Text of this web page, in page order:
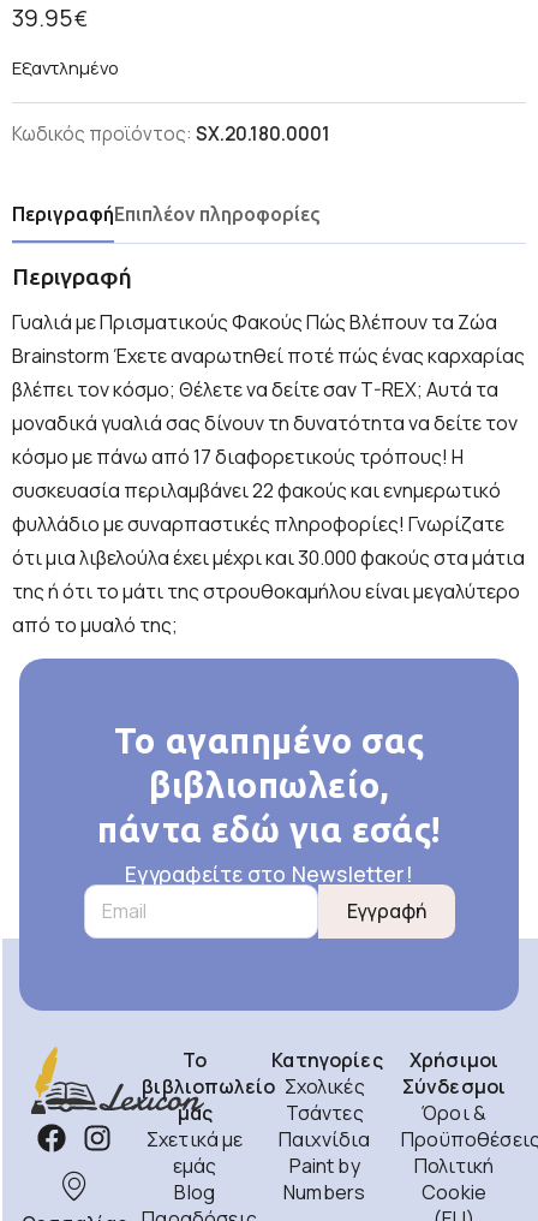
39.95€
Εξαντλημένο
Κωδικός προϊόντος: SX.20.180.0001
ΠεριγραφήΕπιπλέον πληροφορίες
Περιγραφή
Γυαλιά με Πρισματικούς Φακούς Πώς Βλέπουν τα Ζώα
Brainstorm Έχετε αναρωτηθεί ποτέ πώς ένας καρχαρίας
βλέπει τον κόσμο; Θέλετε να δείτε σαν T-REX; Αυτά τα
μοναδικά γυαλιά σας δίνουν τη δυνατότητα να δείτε τον
κόσμο με πάνω από 17 διαφορετικούς τρόπους! Η
συσκευασία περιλαμβάνει 22 φακούς και ενημερωτικό
φυλλάδιο με συναρπαστικές πληροφορίες! Γνωρίζατε
ότι μια λιβελούλα έχει μέχρι και 30.000 φακούς στα μάτια
της ή ότι το μάτι της στρουθοκαμήλου είναι μεγαλύτερο
από το μυαλό της;
Το αγαπημένο σας
βιβλιοπωλείο,
πάντα εδώ για εσάς!
Εγγραφείτε στο Newsletter!
Εγγραφή
Το
βιβλιοπωλείο
μας
Σχετικά με
εμάς
Blog
Κατηγορίες
Σχολικές
Τσάντες
Παιχνίδια
Paint by
Numbers
Χρήσιμοι
Σύνδεσμοι
Όροι &
Πολιτική
Cookie